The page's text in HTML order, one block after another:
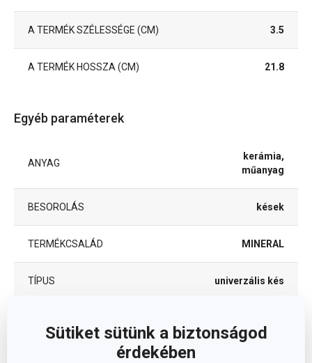
Sütiket sütünk a biztonságod
érdekében
A TERMÉK SZÉLESSÉGE (CM) 3.5
A TERMÉK HOSSZA (CM) 21.8
Egyéb paraméterek
ANYAG
kerámia,
műanyag
BESOROLÁS kések
TERMÉKCSALÁD MINERAL
TÍPUS univerzális kés